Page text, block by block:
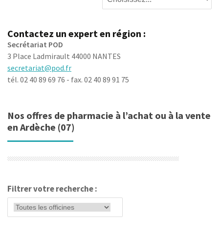
Contactez un expert en région :
Secrétariat POD
3 Place Ladmirault 44000 NANTES
secretariat@pod.fr
tél. 02 40 89 69 76 - fax. 02 40 89 91 75
Nos offres de pharmacie à l’achat ou à la vente
en Ardèche (07)
Filtrer votre recherche :